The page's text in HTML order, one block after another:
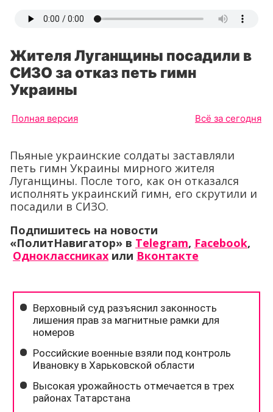
Жителя Луганщины посадили в
СИЗО за отказ петь гимн
Украины
Полная версия Всё за сегодня
Пьяные украинские солдаты заставляли
петь гимн Украины мирного жителя
Луганщины. После того, как он отказался
исполнять украинский гимн, его скрутили и
посадили в СИЗО.
Подпишитесь на новости
«ПолитНавигатор» в Telegram, Facebook,
Одноклассниках или Вконтакте